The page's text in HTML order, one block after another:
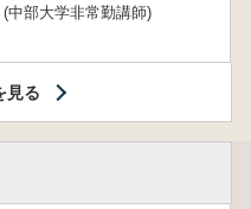
(中部大学非常勤講師)
見る